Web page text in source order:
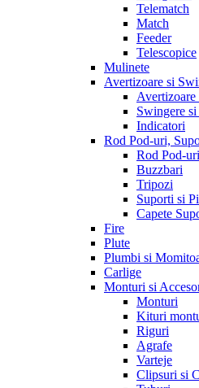
Telematch
Match
Feeder
Telescopice
Mulinete
Avertizoare si
Avertizoare
Swingere
Indicatori
Rod Pod-uri,
Rod Pod-uri
Buzzbari
Tripozi
Suporti si
Capete
Fire
Plute
Plumbi si
Carlige
Monturi si
Monturi
Kituri
Riguri
Agrafe
Varteje
Clipsuri si